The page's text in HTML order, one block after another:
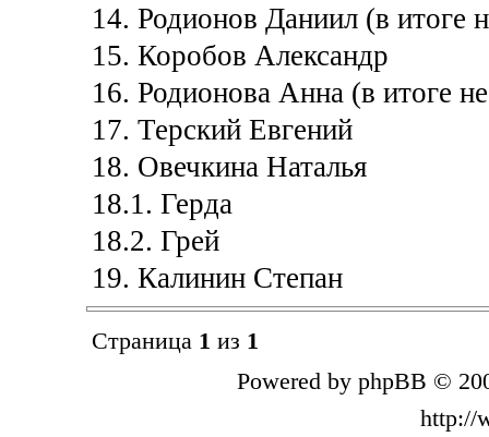
14. Родионов Даниил (в итоге
15. Коробов Александр
16. Родионова Анна (в итоге
17. Терский Евгений
18. Овечкина Наталья
18.1. Герда
18.2. Грей
19. Калинин Степан
Страница 1 из 1
Powered by phpBB ©
http://